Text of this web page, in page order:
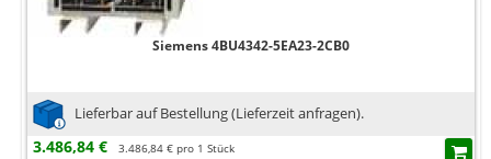
Siemens 4BU4342-5EA23-2CB0
Lieferbar auf Bestellung (Lieferzeit anfragen).
3.486,84 €
3.486,84 € pro 1 Stück